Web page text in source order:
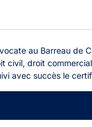
au Barreau de
civil, droit
avec succès le